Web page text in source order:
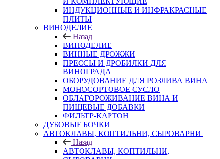
ИНДУКЦИОННЫЕ И ИНФРАКРАСНЫЕ
ПЛИТЫ
ВИНОДЕЛИЕ
Назад
ВИНОДЕЛИЕ
ВИННЫЕ ДРОЖЖИ
ПРЕССЫ И ДРОБИЛКИ ДЛЯ
ВИНОГРАДА
ОБОРУДОВАНИЕ ДЛЯ РОЗЛИВА ВИНА
МОНОСОРТОВОЕ СУСЛО
ОБЛАГОРОЖИВАНИЕ ВИНА И
ПИЩЕВЫЕ ДОБАВКИ
ФИЛЬТР-КАРТОН
ДУБОВЫЕ БОЧКИ
АВТОКЛАВЫ, КОПТИЛЬНИ, СЫРОВАРНИ
Назад
АВТОКЛАВЫ, КОПТИЛЬНИ,